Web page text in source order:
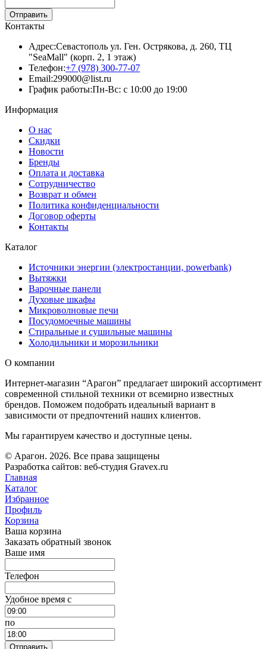
Отправить
Контакты
Адрес:Севастополь ул. Ген. Острякова, д. 260, ТЦ
"SeaMall" (корп. 2, 1 этаж)
Телефон:+7 (978) 300-77-07
Email:299000@list.ru
График работы:Пн-Вс: с 10:00 до 19:00
Информация
О нас
Скидки
Новости
Бренды
Оплата и доставка
Сотрудничество
Возврат и обмен
Политика конфиденциальности
Договор оферты
Контакты
Каталог
Источники энергии (электростанции, powerbank)
Вытяжки
Варочные панели
Духовые шкафы
Микроволновые печи
Посудомоечные машины
Стиральные и сушильные машины
Холодильники и морозильники
О компании
Интернет-магазин “Арагон” предлагает широкий ассортимент
современной стильной техники от всемирно известных
брендов. Поможем подобрать идеальный вариант в
зависимости от предпочтений наших клиентов.
Мы гарантируем качество и доступные цены.
© Арагон. 2026. Все права защищены
Разработка сайтов: веб-студия Gravex.ru
Главная
Каталог
Избранное
Профиль
Корзина
Ваша корзина
Заказать обратный звонок
Ваше имя
Телефон
Удобное время c
по
Отправить